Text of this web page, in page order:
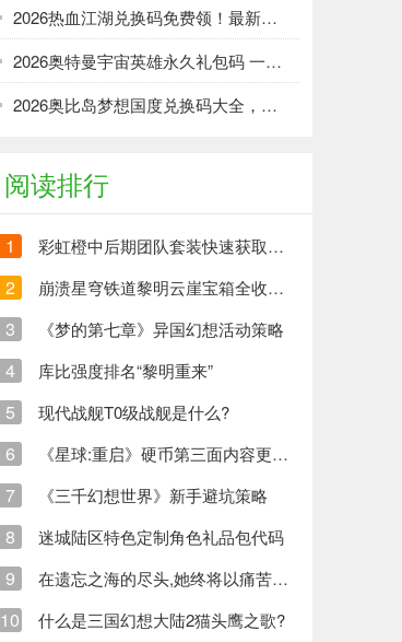
2026热血江湖兑换码免费领！最新礼包大全速取
2026奥特曼宇宙英雄永久礼包码 一键领取光暗资源
2026奥比岛梦想国度兑换码大全，免费领服饰家具！
阅读排行
1 彩虹橙中后期团队套装快速获取方法
2 崩溃星穹铁道黎明云崖宝箱全收集策略与崩铁玩家分享
3 《梦的第七章》异国幻想活动策略
4 库比强度排名“黎明重来”
5 现代战舰T0级战舰是什么?
6 《星球:重启》硬币第三面内容更新清单
7 《三千幻想世界》新手避坑策略
8 迷城陆区特色定制角色礼品包代码
9 在遗忘之海的尽头,她终将以痛苦创造新的生命
10 什么是三国幻想大陆2猫头鹰之歌?